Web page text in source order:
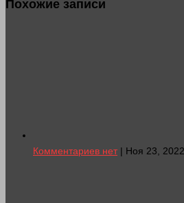
Похожие записи
Комментариев нет| Ноя 23, 2022